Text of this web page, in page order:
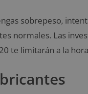
sobrepeso,
normales. Las
te limitarán a la